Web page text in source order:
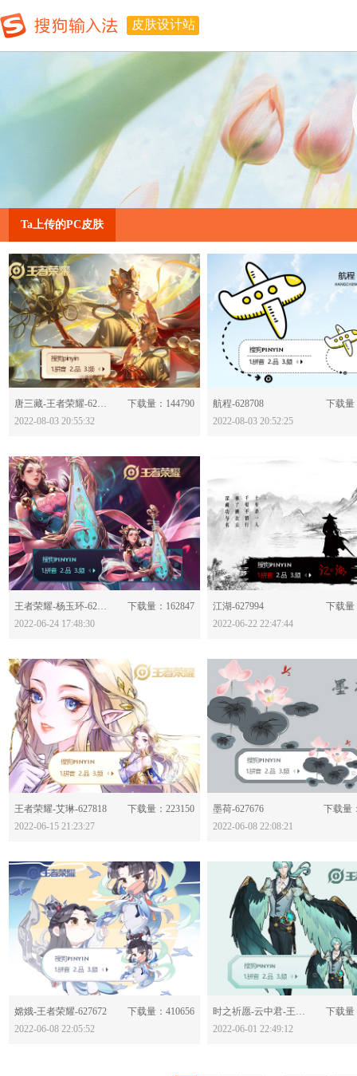
皮肤设计站
Ta上传的PC皮肤
分享：
唐三藏-王者荣耀-628714
下载量：144790
2022-08-03 20:55:32
航程-628708
下载量
2022-08-03 20:52:25
分享：
王者荣耀-杨玉环-628026
下载量：162847
2022-06-24 17:48:30
江湖-627994
下载量
2022-06-22 22:47:44
分享：
王者荣耀-艾琳-627818
下载量：223150
2022-06-15 21:23:27
墨荷-627676
下载量
2022-06-08 22:08:21
分享：
嫦娥-王者荣耀-627672
下载量：410656
2022-06-08 22:05:52
分享：
时之祈愿-云中君-王者荣耀-627507
下载量
2022-06-01 22:49:12